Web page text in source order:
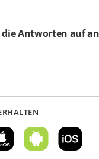
Antworten auf